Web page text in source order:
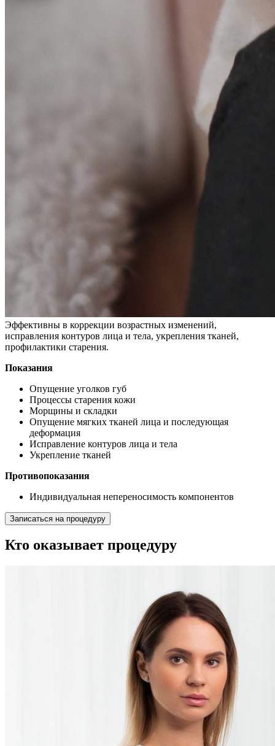
Эффективны в коррекции возрастных изменений,
исправления контуров лица и тела, укрепления тканей,
профилактики старения.
Показания
Опущение уголков губ
Процессы старения кожи
Морщины и складки
Опущение мягких тканей лица и последующая
деформация
Исправление контуров лица и тела
Укрепление тканей
Противопоказания
Индивидуальная непереносимость компонентов
Записаться на процедуру
Кто оказывает процедуру